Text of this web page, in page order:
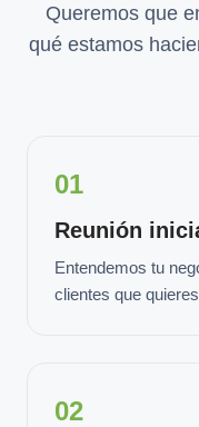
Queremos que
qué estamos
01
Reunión
Entendemos tu
clientes que
02